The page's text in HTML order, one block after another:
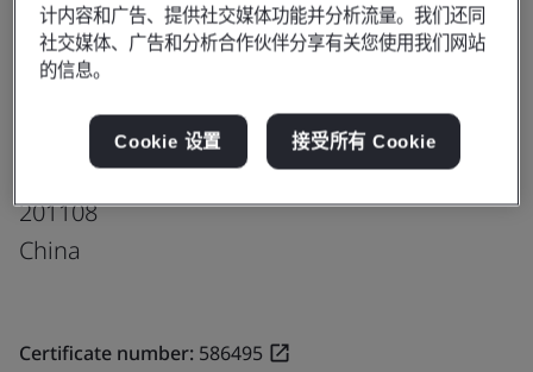
Trelleborg Sealing Solutions (China)
No. 5118 Yuan Jiang Road
Xin Zhuang Industrial Park
201108
China
Certificate number: 586495
计内容和广告、提供社交媒体功能并分析流量。我们还同
社交媒体、广告和分析合作伙伴分享有关您使用我们网站
的信息。
Cookie 设置 接受所有 Cookie